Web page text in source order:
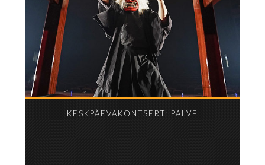
KESKPÄEVAKONTSERT: PALVE